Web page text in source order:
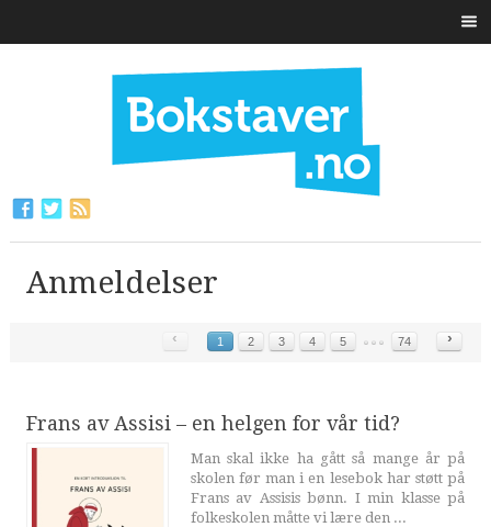
Anmeldelser
‹ 1 2 3 4 5 74 ›
Frans av Assisi – en helgen for vår tid?
Man skal ikke ha gått så mange år på
skolen før man i en lesebok har støtt på
Frans av Assisis bønn. I min klasse på
folkeskolen måtte vi lære den ...